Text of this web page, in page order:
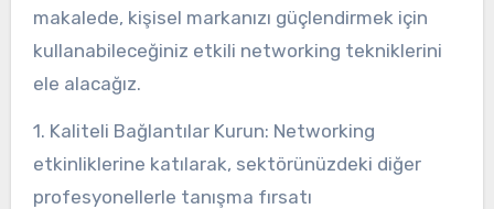
makalede, kişisel markanızı güçlendirmek için
kullanabileceğiniz etkili networking tekniklerini
ele alacağız.
1. Kaliteli Bağlantılar Kurun: Networking
etkinliklerine katılarak, sektörünüzdeki diğer
profesyonellerle tanışma fırsatı